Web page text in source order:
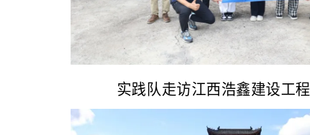
实践队走访江西浩鑫建设工